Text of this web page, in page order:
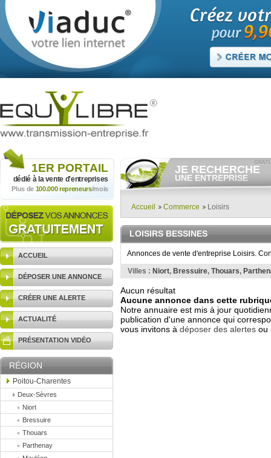
1ER PORTAIL
dédié à la vente d'entreprises
Plus de 100.000 repreneurs/mois
ACCUEIL
DÉPOSER UNE ANNONCE
CRÉER UNE ALERTE
ACTUALITÉ
PRÉSENTATION VIDÉO
RÉGION
Poitou-Charentes
Deux-Sèvres
Niort
Bressuire
Thouars
Parthenay
JE RECHERCHE
UNE ENTREPRISE
Consulter gratuitementles
vendre.
Et/ou déposergratuitement
votre recherche d'entreprise.
RECHERCHER UNE
ANNONCE
Accueil Commerce Loisirs
LOISIRS BESSINES
Annonces de vente d'entreprise Loisirs.
Villes : Niort, Bressuire, Thouars,
Aucun résultat
Aucune annonce dans cette
Notre annuaire est mis à jour
publication d'une annonce qui
vous invitons à déposer des alertes ou